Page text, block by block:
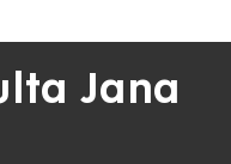
Jana